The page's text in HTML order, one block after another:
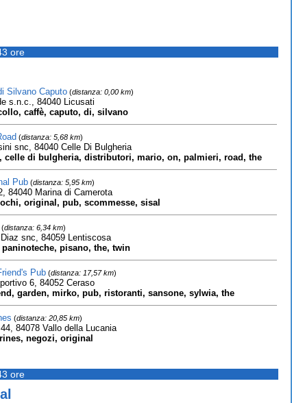
ore
Silvano Caputo(distanza: 0,00 km)
s.n.c., 84040 Licusati
caffè, caputo, di, silvano
(distanza: 5,68 km)
snc, 84040 Celle Di Bulgheria
celle di bulgheria, distributori, mario, on, palmieri, road, the
Pub(distanza: 5,95 km)
84040 Marina di Camerota
original, pub, scommesse, sisal
distanza: 6,34 km)
snc, 84059 Lentiscosa
paninoteche, pisano, the, twin
Pub(distanza: 17,57 km)
6, 84052 Ceraso
garden, mirko, pub, ristoranti, sansone, sylwia, the
(distanza: 20,85 km)
84078 Vallo della Lucania
negozi, original
ore